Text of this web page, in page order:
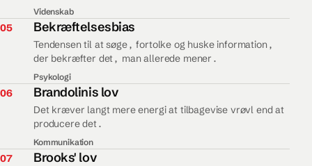
Videnskab
05 05.
Bekræftelsesbias
Tendensen til at søge, fortolke og huske information,
der bekræfter det, man allerede mener.
Psykologi
06 06.
Brandolinis lov
Det kræver langt mere energi at tilbagevise vrøvl end at
producere det.
Kommunikation
07 07.
Brooks' lov